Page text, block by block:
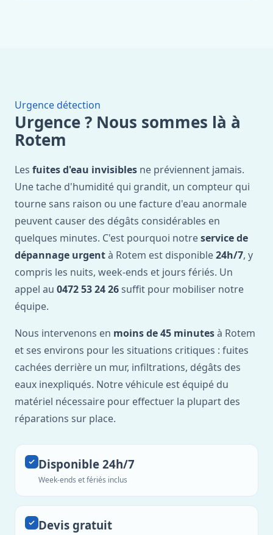
Urgence détection
Urgence ? Nous sommes là à
Rotem
Les fuites d'eau invisibles ne préviennent jamais.
Une tache d'humidité qui grandit, un compteur qui
tourne sans raison ou une facture d'eau anormale
peuvent causer des dégâts considérables en
quelques minutes. C'est pourquoi notreservice de
dépannage urgentà Rotem est disponible24h/7, y
compris les nuits, week-ends et jours fériés. Un
appel au 0472 53 24 26 suffit pour mobiliser notre
équipe.
Nous intervenons en moins de 45 minutesà Rotem
et ses environs pour les situations critiques : fuites
cachées derrière un mur, infiltrations, dégâts des
eaux inexpliqués. Notre véhicule est équipé du
matériel nécessaire pour effectuer la plupart des
réparations sur place.
Disponible 24h/7
Week-ends et fériés inclus
Devis gratuit